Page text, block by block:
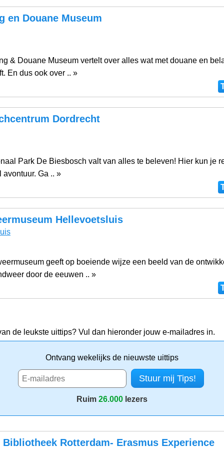
en Douane Museum
& Douane Museum vertelt over alles wat met douane en
En dus ook over .. »
Dordrecht
Park De Biesbosch valt van alles te beleven! Hier kun je
avontuur. Ga .. »
Hellevoetsluis
geeft op boeiende wijze een beeld van de
door de eeuwen .. »
de leukste uittips? Vul dan hieronder jouw e-mailadres in.
Ontvang wekelijks de nieuwste uittips
Ruim 26.000 lezers
Bibliotheek Rotterdam- Erasmus Experience